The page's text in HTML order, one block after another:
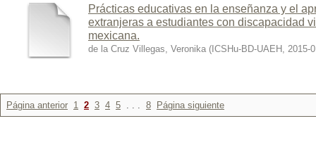
Prácticas educativas en la enseñanza y el
extranjeras a estudiantes con discapacidad
mexicana.
de la Cruz Villegas, Veronika ( ICSHu-BD-UAEH , 2015-
Página anterior 1 2 3 4 5 . . . 8 Página siguiente